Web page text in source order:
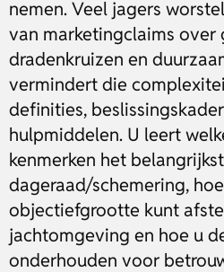
nemen. Veel jagers
van marketingclaims over
dradenkruizen en
vermindert die
definities,
hulpmiddelen. U leert
kenmerken het
dageraad/schemering,
objectiefgrootte kunt
jachtomgeving en hoe u
onderhouden voor